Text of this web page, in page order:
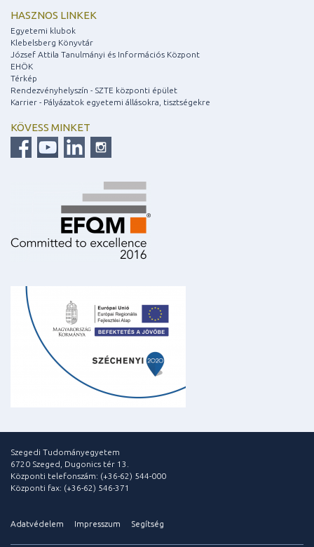
HASZNOS LINKEK
Egyetemi klubok
Klebelsberg Könyvtár
József Attila Tanulmányi és Információs Központ
EHÖK
Térkép
Rendezvényhelyszín - SZTE központi épület
Karrier - Pályázatok egyetemi állásokra, tisztségekre
KÖVESS MINKET
Szegedi Tudományegyetem
6720 Szeged, Dugonics tér 13.
Központi telefonszám: (+36-62) 544-000
Központi fax: (+36-62) 546-371
Adatvédelem Impresszum Segítség